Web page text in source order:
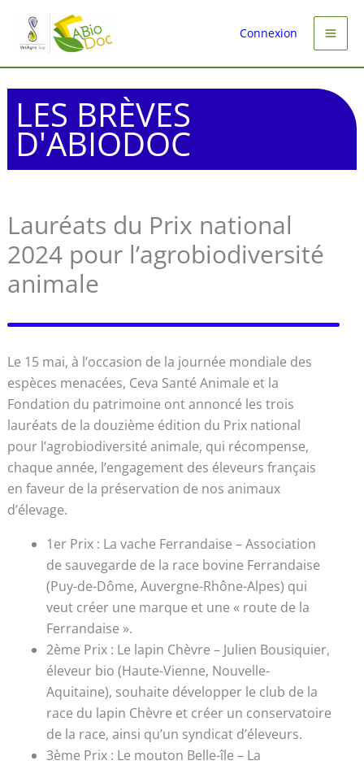
contenu
Connexion
LES BRÈVES
D'ABIODOC
Lauréats du Prix national
2024 pour l’agrobiodiversité
animale
Le 15 mai, à l’occasion de la journée mondiale des
espèces menacées, Ceva Santé Animale et la
Fondation du patrimoine ont annoncé les trois
lauréats de la douzième édition du Prix national
pour l’agrobiodiversité animale, qui récompense,
chaque année, l’engagement des éleveurs français
en faveur de la préservation de nos animaux
d’élevage.
1er Prix : La vache Ferrandaise – Association
de sauvegarde de la race bovine Ferrandaise
(Puy-de-Dôme, Auvergne-Rhône-Alpes) qui
veut créer une marque et une « route de la
Ferrandaise ».
2ème Prix : Le lapin Chèvre – Julien Bousiquier,
éleveur bio (Haute-Vienne, Nouvelle-
Aquitaine), souhaite développer le club de la
race du lapin Chèvre et créer un conservatoire
de la race, ainsi qu’un syndicat d’éleveurs.
3ème Prix : Le mouton Belle-île – La